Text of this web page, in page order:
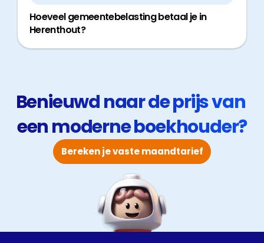
Hoeveel gemeentebelasting betaal je in
Herenthout?
Benieuwd naar de prijs van
een moderne boekhouder?
Bereken je vaste maandtarief